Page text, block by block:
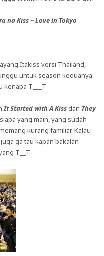
na Kiss ~ Love in Tokyo
Itakiss versi Thailand,
untuk season keduanya.
kenapa T___T
It Started with A Kissdan They
yang main, yang sudah
kurang familiar. Kalau
ga tau kapan bakalan
T__T